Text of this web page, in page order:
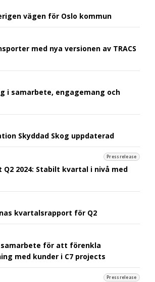
vägen för Oslo kommun
med nya versionen av TRACS
i samarbete, engagemang och
Skyddad Skog uppdaterad
Pressrelease
2024: Stabilt kvartal i nivå med
kvartalsrapport för Q2
för att förenkla
med kunder i C7 projects
Pressrelease